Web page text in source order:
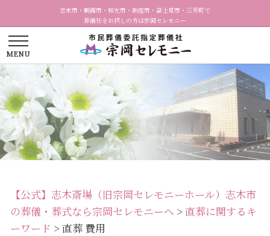
志木市・朝霞市・和光市・新座市・富士見市・三芳町で
葬儀社をお探しの方は宗岡セレモニー
【公式】志木斎場（旧宗岡セレモニーホール）志木市
の葬儀・葬式なら宗岡セレモニーへ > 直葬に関するキ
ーワード > 直葬 費用